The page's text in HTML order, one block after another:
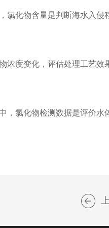
化物含量是判断海水入侵
度变化，评估处理工艺效
氯化物检测数据是评价水